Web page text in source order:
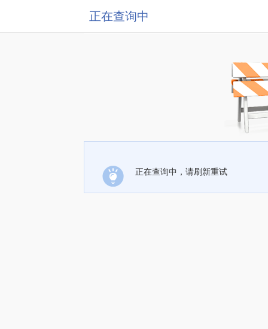
正在查询中
正在查询中，请刷新重试